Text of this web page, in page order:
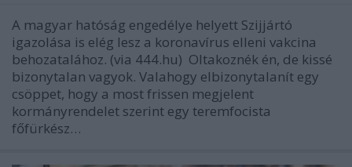
A magyar hatóság engedélye helyett Szijjártó
igazolása is elég lesz a koronavírus elleni vakcina
behozatalához. (via 444.hu) Oltakoznék én, de kissé
bizonytalan vagyok. Valahogy elbizonytalanít egy
csöppet, hogy a most frissen megjelent
kormányrendelet szerint egy teremfocista
főfürkész…